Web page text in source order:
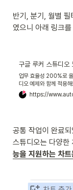
반기, 분기, 월별
였으니 아래 링크
구글 루커 스튜디오
업무 효율성 200%로
디오 예제와 함께 적용
공통 작업이 완료
스튜디오는 다양한
능을 지원하는 차